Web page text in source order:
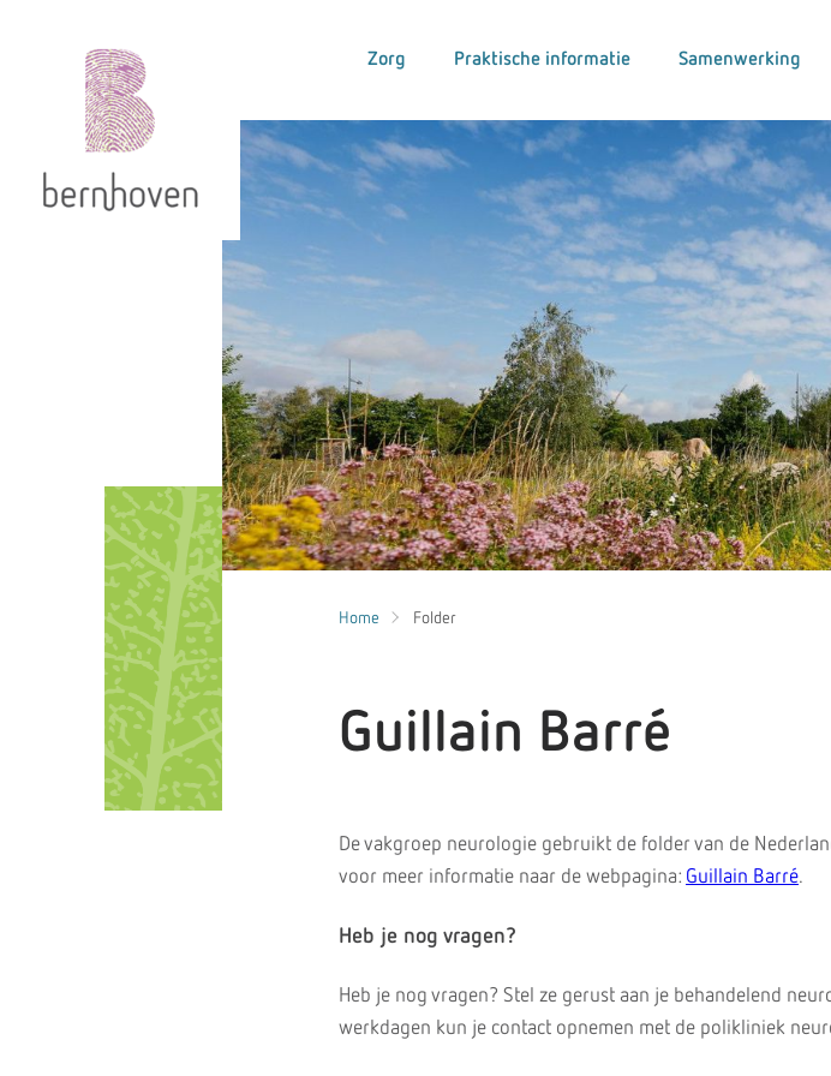
Zorg Praktische informatie Samenwerking
Home Folder
Guillain Barré
De vakgroep neurologie gebruikt de folder van de
voor meer informatie naar de webpagina: Guillain Barré.
Heb je nog vragen?
Heb je nog vragen? Stel ze gerust aan je behandelend
werkdagen kun je contact opnemen met de polikliniek